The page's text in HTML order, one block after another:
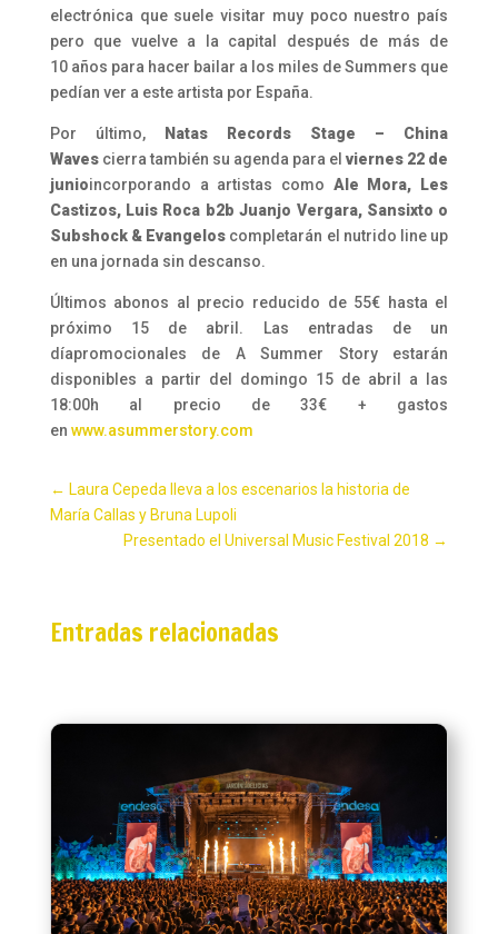
electrónica que suele visitar muy poco nuestro país
pero que vuelve a la capital después de más de
10 años para hacer bailar a los miles de Summers que
pedían ver a este artista por España.
Por último,
Natas Records Stage – China
Wavescierra también su agenda para elviernes 22 de
junioincorporando a artistas como Ale Mora, Les
Castizos, Luis Roca b2b Juanjo Vergara, Sansixto o
Subshock & Evangelos completarán el nutrido line up
en una jornada sin descanso.
Últimos abonos al precio reducido de 55€ hasta el
próximo 15 de abril. Las entradas de un
díapromocionales de A Summer Storyestarán
disponibles a partir del domingo 15 de abril a las
18:00h al precio de 33€ + gastos
en www.asummerstory.com
← Laura Cepeda lleva a los escenarios la historia de
María Callas y Bruna Lupoli
Presentado el Universal Music Festival 2018 →
Entradas relacionadas